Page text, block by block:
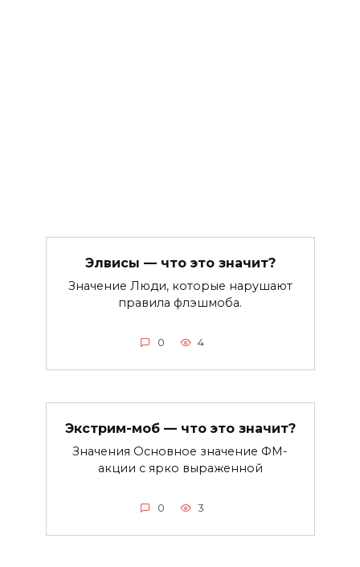
Элвисы — что это значит?
Значение Люди, которые нарушают
правила флэшмоба.
0 4
Экстрим-моб — что это значит?
Значения Основное значение ФМ-
акции с ярко выраженной
0 3